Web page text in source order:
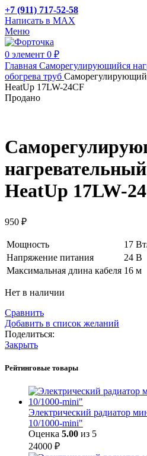
+7 (911) 717-52-58
Написать в MAX
Меню
0 элемент 0 ₽
Главная Саморегулирующийся
обогрева труб
HeatUp 17LW-24CF
Продано
HeatUp 17LW-
950 ₽
Мощность
17
Напряжение питания
24 В
Максимальная длина кабеля 16 м
Нет в наличии
Сравнить
Добавить в список желаний
Поделиться:
Закрыть
Рейтинговые товары
Электрический радиатор
10/1000-mini"
Оценка 5.00 из 5
24000 ₽